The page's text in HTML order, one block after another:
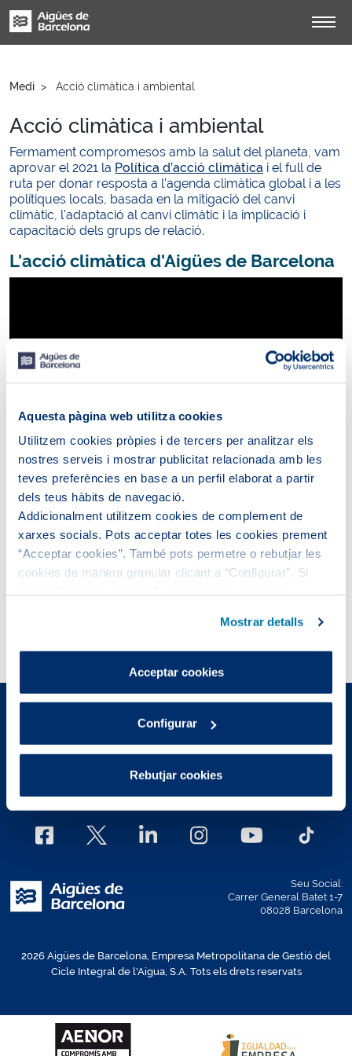
Aquesta pàgina web utilitza cookies
Utilitzem cookies pròpies i de tercers per analitzar els
nostres serveis i mostrar publicitat relacionada amb les
teves preferències en base a un perfil elaborat a partir
dels teus hàbits de navegació.
Addicionalment utilitzem cookies de complement de
xarxes socials. Pots acceptar totes les cookies prement
“Acceptar cookies”. També pots permetre o rebutjar les
cookies de manera granular clicant a “Configurar”. Si
que són indispensables perquè el lloc web funcioni i que,
per tant, no es poden desactivar.
Pots consultar més informació a la nostra
Mostrar detalls
Acceptar cookies
Configurar
Rebutjar cookies
Medi Acció climàtica i ambiental
Acció climàtica i ambiental
Fermament compromesos amb la salut del planeta, vam
aprovar el 2021 la Política d’acció climàtica i el full de
ruta per donar resposta a l'agenda climàtica global i a les
polítiques locals, basada en la mitigació del canvi
climàtic, l'adaptació al canvi climàtic i la implicació i
capacitació dels grups de relació.
L'acció climàtica d'Aigües de Barcelona
Xifres i assoliments
50,6M€ en accions destinades al medi ambient.
43,3 hm3
d'aigua regenerada
produïda.
Reducció del
13,02%
de les emissions de CO2
dels residus gestionats a les
Polítiques de privacitat
Política d'accessibilitat web
Seu Social:
Carrer General Batet 1-7
08028 Barcelona
2026 Aigües de Barcelona, Empresa Metropolitana de Gestió del
Cicle Integral de l'Aigua, S.A. Tots els drets reservats